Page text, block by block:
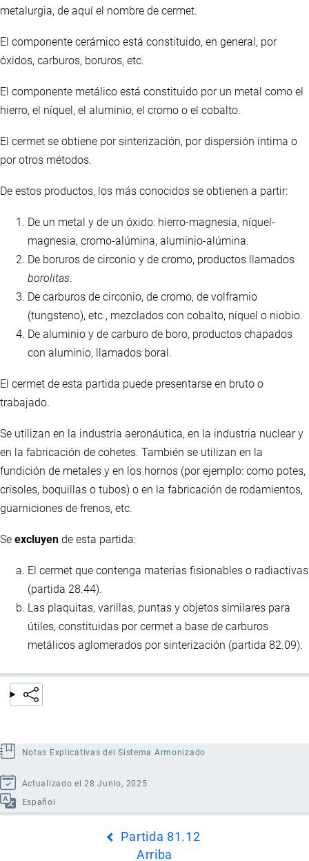
metalurgia, de aquí el nombre de cermet.
El componente cerámico está constituido, en general, por
óxidos, carburos, boruros, etc.
El componente metálico está constituido por un metal como el
hierro, el níquel, el aluminio, el cromo o el cobalto.
El cermet se obtiene por sinterización, por dispersión íntima o
por otros métodos.
De estos productos, los más conocidos se obtienen a partir:
De un metal y de un óxido: hierro-magnesia, níquel-
magnesia, cromo-alúmina, aluminio-alúmina.
De boruros de circonio y de cromo, productos llamados
borolitas.
De carburos de circonio, de cromo, de volframio
(tungsteno), etc., mezclados con cobalto, níquel o niobio.
De aluminio y de carburo de boro, productos chapados
con aluminio, llamados boral.
El cermet de esta partida puede presentarse en bruto o
trabajado.
Se utilizan en la industria aeronáutica, en la industria nuclear y
en la fabricación de cohetes. También se utilizan en la
fundición de metales y en los hornos (por ejemplo: como potes,
crisoles, boquillas o tubos) o en la fabricación de rodamientos,
guarniciones de frenos, etc.
Se excluyen de esta partida:
El cermet que contenga materias fisionables o radiactivas
(partida 28.44).
Las plaquitas, varillas, puntas y objetos similares para
útiles, constituidas por cermet a base de carburos
metálicos aglomerados por sinterización (partida 82.09).
Notas Explicativas del Sistema Armonizado
Actualizado el 28 Junio, 2025
Español
Partida 81.12
Arriba